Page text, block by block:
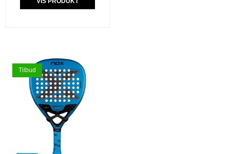
Tilbud